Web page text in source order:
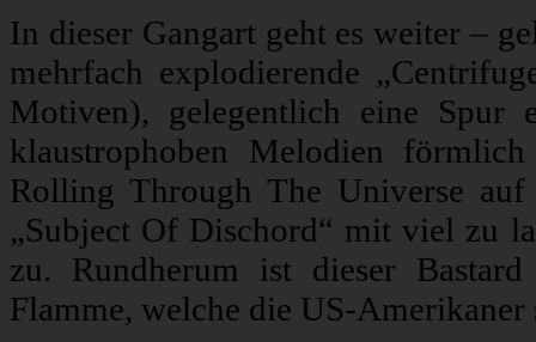
In dieser Gangart geht es weiter –
mehrfach explodierende
Motiven), gelegentlich eine Spur
klaustrophoben Melodien
Rolling Through The Universe
„Subject Of Dischord“ mit viel zu
zu. Rundherum ist dieser
Flamme, welche die US-Amerikaner